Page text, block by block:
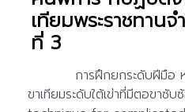
เทียมพระราชทาน
ที่ 3